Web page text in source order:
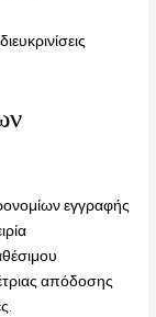
εγγραφής
απόδοσης